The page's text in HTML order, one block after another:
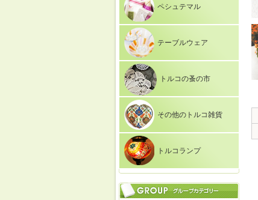
ペシュテマル
テーブルウェア
トルコの蚤の市
その他のトルコ雑貨
トルコランプ